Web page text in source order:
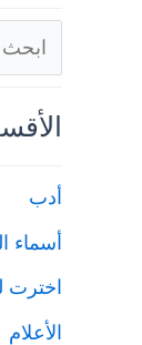
البحث
أدب
أسماء
اخترت
الأعلام